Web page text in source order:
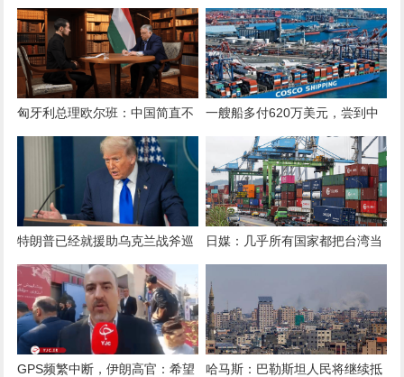
车撞上火车，警方正追查肇事司
机
重战略错误，付出代价的很可能
是下届美国政府
匈牙利总理欧尔班：中国简直不
一艘船多付620万美元，尝到中
方反制滋味后，美方改了对华限
制令
特朗普已经就援助乌克兰战斧巡
航导弹做出决策，后果很严重
日媒：几乎所有国家都把台湾当
GPS频繁中断，伊朗高官：希望
哈马斯：巴勒斯坦人民将继续抵